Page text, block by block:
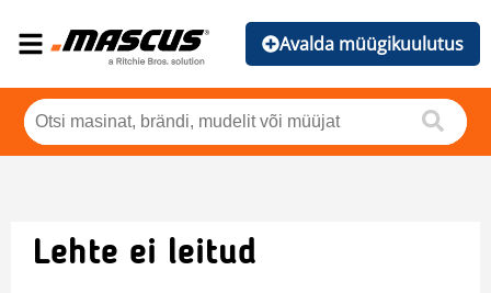
Avalda müügikuulutus
Lehte ei leitud